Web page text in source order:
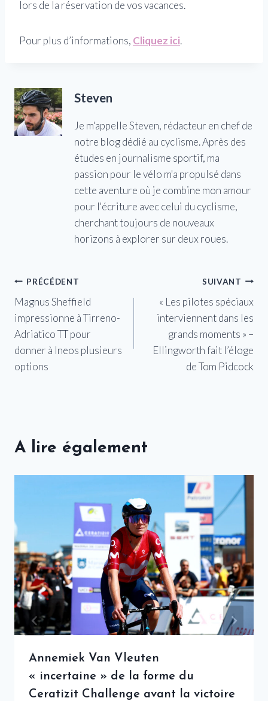
lors de la réservation de vos vacances.
Pour plus d’informations, Cliquez ici.
Steven
Je m'appelle Steven, rédacteur en chef de
notre blog dédié au cyclisme. Après des
études en journalisme sportif, ma
passion pour le vélo m'a propulsé dans
cette aventure où je combine mon amour
pour l'écriture avec celui du cyclisme,
cherchant toujours de nouveaux
horizons à explorer sur deux roues.
Navigation
de
l’article
PRÉCÉDENT
Magnus Sheffield
impressionne à Tirreno-
Adriatico TT pour
donner à Ineos plusieurs
options
SUIVANT
« Les pilotes spéciaux
interviennent dans les
grands moments » –
Ellingworth fait l’éloge
de Tom Pidcock
A lire également
Annemiek Van Vleuten
« incertaine » de la forme du
Ceratizit Challenge avant la victoire